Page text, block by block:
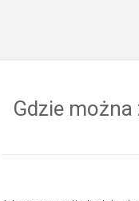
Gdzie